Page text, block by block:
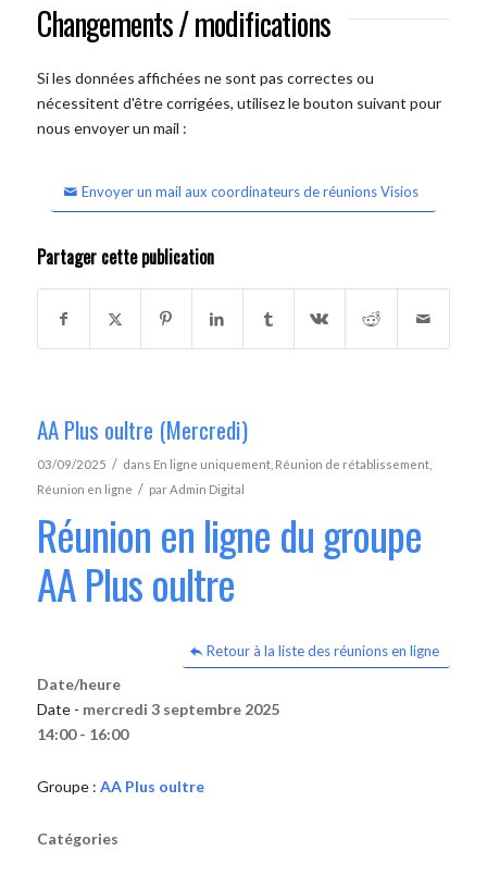
Changements / modifications
Si les données affichées ne sont pas correctes ou
nécessitent d'être corrigées, utilisez le bouton suivant pour
nous envoyer un mail :
Envoyer un mail aux coordinateurs de réunions Visios
Partager cette publication
AA Plus oultre (Mercredi)
03/09/2025 / dans En ligne uniquement, Réunion de rétablissement,
Réunion en ligne / parAdmin Digital
Réunion en ligne du groupe
AA Plus oultre
Retour à la liste des réunions en ligne
Date/heure
Date - mercredi 3 septembre 2025
14:00 - 16:00
Groupe : AA Plus oultre
Catégories